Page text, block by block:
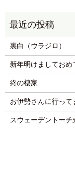
裏白（ウラジロ）
新年明けましておめ
終の棲家
お伊勢さんに行って
スウェーデントーチ